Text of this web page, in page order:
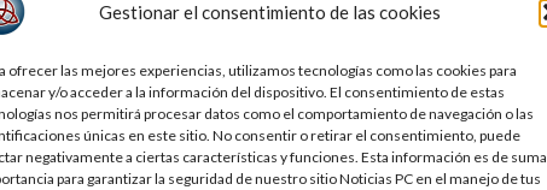
Gestionar el consentimiento de las cookies
ofrecer las mejores experiencias, utilizamos tecnologías como las cookies para
y/o acceder a la información del dispositivo. El consentimiento de estas
nos permitirá procesar datos como el comportamiento de navegación o las
únicas en este sitio. No consentir o retirar el consentimiento, puede
negativamente a ciertas características y funciones. Esta información es de suma
para garantizar la seguridad de nuestro sitio Noticias PC en el manejo de tus